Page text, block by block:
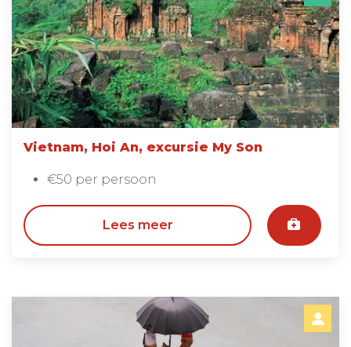
Vietnam, Hoi An, excursie My Son
€50 per persoon
Lees meer